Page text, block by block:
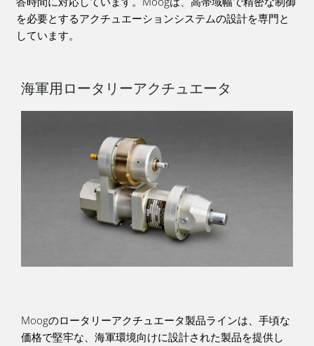
を必要とするアクチュエーションシステムの設計を専門と
しています。
海軍用ロータリーアクチュエータ
Moogのロータリーアクチュエータ製品ラインは、手頃な
価格で堅牢な、海軍環境向けに設計された製品を提供し